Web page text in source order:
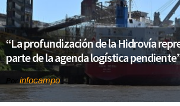
“La profundización de la Hidrovía
parte de la agenda logística
infocampo